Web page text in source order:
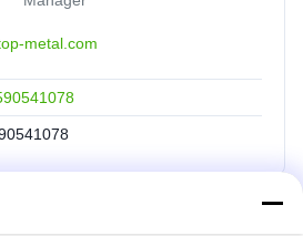
metal.com